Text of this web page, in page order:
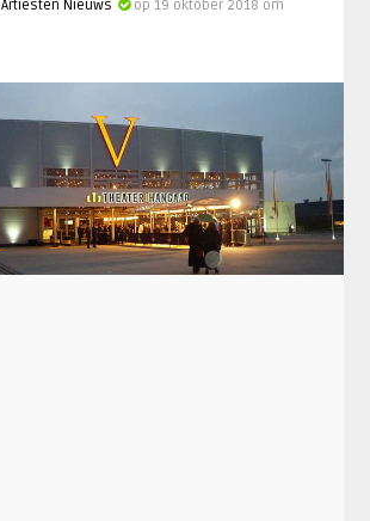
Artiesten Nieuws
op 19 oktober 2018 om